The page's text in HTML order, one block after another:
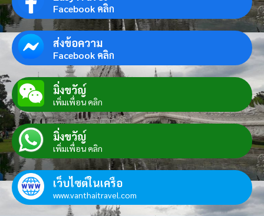
Facebook คลิก
ส่งข้อความ
Facebook คลิก
มิ่งขวัญ์
เพิ่มเพื่อน คลิก
มิ่งขวัญ์
เพิ่มเพื่อน คลิก
เว็บไซต์ในเครือ
www.vanthaitravel.com